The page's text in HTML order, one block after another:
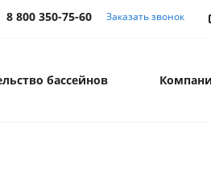
8 800 350-75-60 Заказать звонок
бассейнов